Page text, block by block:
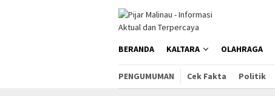
BERANDA KALTARA OLAHRAGA
PENGUMUMAN Cek Fakta Politik